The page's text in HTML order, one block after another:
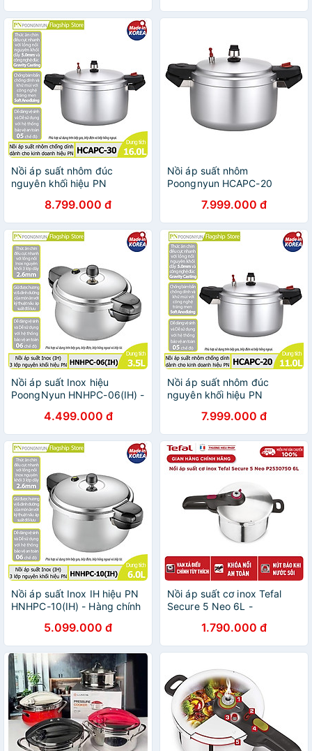
Nồi áp suất nhôm đúc
nguyên khối hiệu PN
8.799.000 đ
Nồi áp suất nhôm
Poongnyun HCAPC-20
7.999.000 đ
Nồi áp suất Inox hiệu
PoongNyun HNHPC-06(IH) -
4.499.000 đ
Nồi áp suất nhôm đúc
nguyên khối hiệu PN
7.999.000 đ
Nồi áp suất Inox IH hiệu PN
HNHPC-10(IH) - Hàng chính
5.099.000 đ
Nồi áp suất cơ inox Tefal
Secure 5 Neo 6L -
loại bếp - Hàng chính hãng
1.790.000 đ